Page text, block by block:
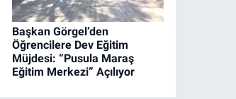
Başkan Görgel’den
Öğrencilere Dev Eğitim
Müjdesi: “Pusula Maraş
Eğitim Merkezi” Açılıyor